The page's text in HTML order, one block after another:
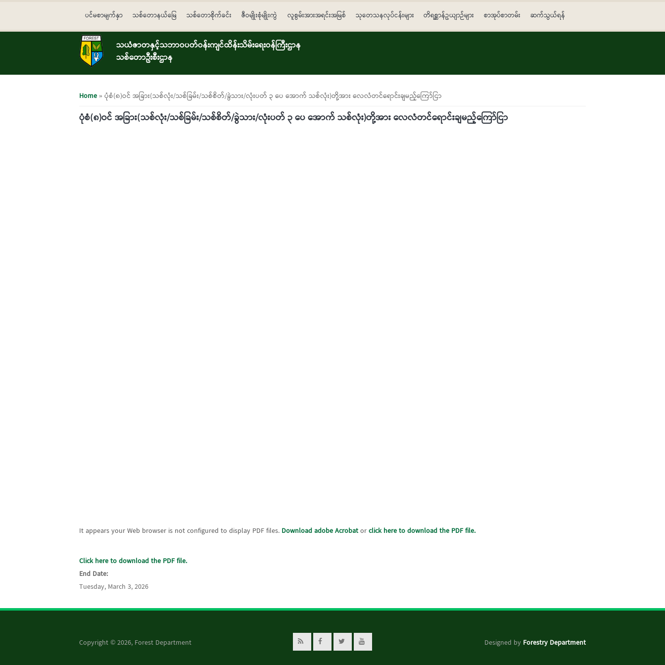
ပင်မစာမျက်နှာ သစ်တောနယ်မြေ သစ်တောစိုက်ခင်း ဇီဝမျိုးစုံမျိုးကွဲ လူစွမ်းအားအရင်းအမြစ် သုတေသနလုပ်ငန်းများ တိရစ္ဆာန်ဥယျာဉ်များ စာအုပ်စာတမ်း ဆက်သွယ်ရန်
သယံဇာတနှင့်သဘာဝပတ်ဝန်းကျင်ထိန်းသိမ်းရေးဝန်ကြီးဌာန
သစ်တောဦးစီးဌာန
You are here
Home» ပုံစံ(၈)ဝင် အခြား(သစ်လုံး/သစ်ခြမ်း/သစ်စိတ်/ခွဲသား/လုံးပတ် ၃ ပေ အောက် သစ်လုံး)တို့အား လေလံတင်ရောင်းချမည့်ကြော်ငြာ
ပုံစံ(၈)ဝင် အခြား(သစ်လုံး/သစ်ခြမ်း/သစ်စိတ်/ခွဲသား/လုံးပတ် ၃ ပေ အောက် သစ်လုံး)တို့အား လေလံတင်ရောင်းချမည့်ကြော်ငြာ
It appears your Web browser is not configured to display PDF files. Download adobe Acrobatorclick here to download the PDF file.
Click here to download the PDF file.
End Date:
Tuesday, March 3, 2026
Copyright © 2026, Forest Department Designed by Forestry Department